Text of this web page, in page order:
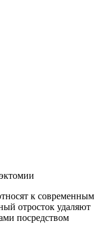
к современным
отросток удаляют
посредством